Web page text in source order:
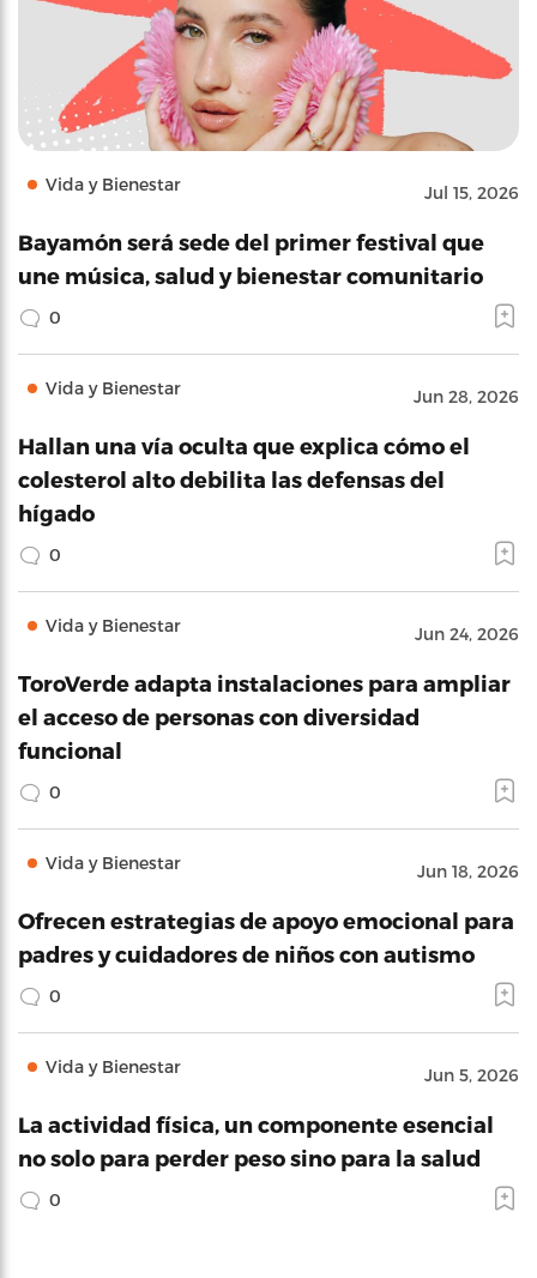
Vida y Bienestar Jul 15, 2026
Bayamón será sede del primer festival que
une música, salud y bienestar comunitario
0
Vida y Bienestar Jun 28, 2026
Hallan una vía oculta que explica cómo el
colesterol alto debilita las defensas del
hígado
0
Vida y Bienestar Jun 24, 2026
ToroVerde adapta instalaciones para ampliar
el acceso de personas con diversidad
funcional
0
Vida y Bienestar Jun 18, 2026
Ofrecen estrategias de apoyo emocional para
padres y cuidadores de niños con autismo
0
Vida y Bienestar Jun 5, 2026
La actividad física, un componente esencial
no solo para perder peso sino para la salud
0